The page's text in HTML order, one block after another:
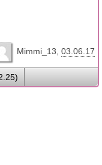
Mimmi_13 03.06.17